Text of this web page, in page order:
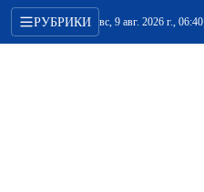
РУБРИКИ вс, 9 авг. 2026 г., 06:40